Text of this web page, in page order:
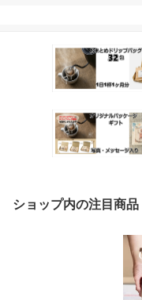
ショップ内の注目商品